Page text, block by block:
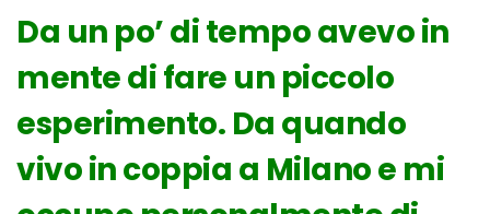
Da un po’ di tempo avevo in
mente di fare un piccolo
esperimento. Da quando
vivo in coppia a Milano e mi